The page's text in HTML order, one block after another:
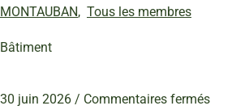
MONTAUBAN, Tous les membres
Bâtiment
30 juin 2026 / Commentaires fermés